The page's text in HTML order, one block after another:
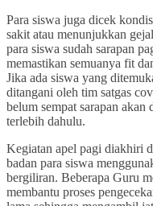
Para siswa juga dicek
sakit atau menunjukkan
para siswa sudah sarapan
memastikan semuanya fit
Jika ada siswa yang
ditangani oleh tim satgas
belum sempat sarapan
terlebih dahulu.
Kegiatan apel pagi diakhiri
badan para siswa
bergiliran. Beberapa Guru
membantu proses